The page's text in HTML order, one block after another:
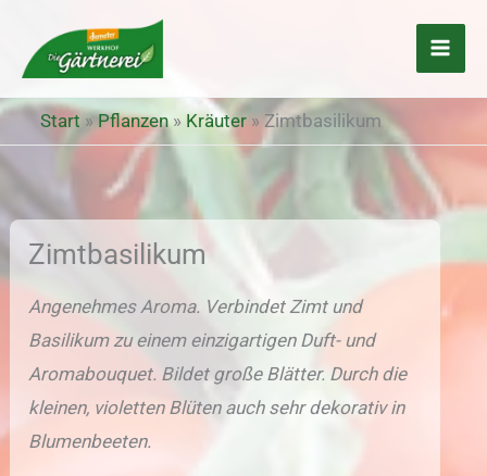
Inhalt
springen
Start»Pflanzen» Kräuter»Zimtbasilikum
Zimtbasilikum
Angenehmes Aroma. Verbindet Zimt und
Basilikum zu einem einzigartigen Duft- und
Aromabouquet. Bildet große Blätter. Durch die
kleinen, violetten Blüten auch sehr dekorativ in
Blumenbeeten.